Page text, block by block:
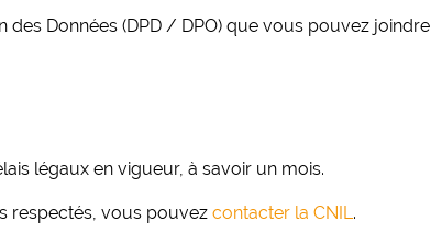
des Données (DPD / DPO) que vous pouvez joindre
légaux en vigueur, à savoir un mois.
respectés, vous pouvez contacter la CNIL.